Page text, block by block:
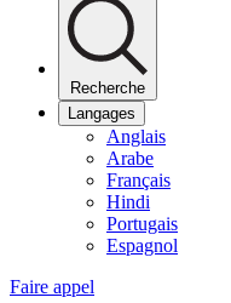
Recherche
Langages
Anglais
Arabe
Français
Hindi
Portugais
Espagnol
Faire appel